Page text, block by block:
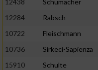
12438
Schumacher
12284
Rabsch
10722
Fleischmann
10736
Sirkeci-Sapienza
15910
Schulte